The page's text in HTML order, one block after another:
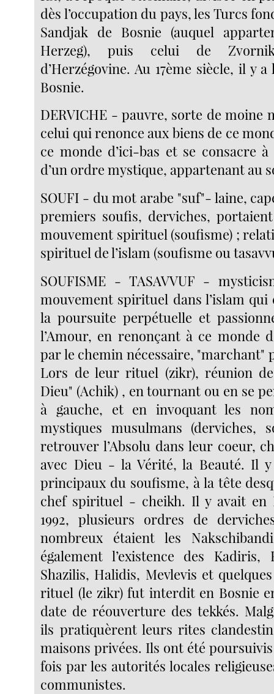
dès l’occupation du pays, les Turcs
Sandjak de Bosnie (auquel
Herzeg), puis celui de
d’Herzégovine. Au 17ème siècle, il y
Bosnie.
DERVICHE - pauvre, sorte de moine
celui qui renonce aux biens de ce
ce monde d’ici-bas et se consacre
d’un ordre mystique, appartenant au
SOUFI - du mot arabe "suf"- laine,
premiers soufis, derviches,
mouvement spirituel (soufisme) ;
spirituel de l’islam (soufisme ou
SOUFISME - TASAVVUF -
mouvement spirituel dans l’islam qui
la poursuite perpétuelle et
l’Amour, en renonçant à ce monde
par le chemin nécessaire, "marchant"
Lors de leur rituel (zikr), réunion
Dieu" (Achik) , en tournant ou en se
à gauche, et en invoquant les
mystiques musulmans (derviches,
retrouver l’Absolu dans leur coeur,
avec Dieu - la Vérité, la Beauté. Il
principaux du soufisme, à la tête
chef spirituel - cheikh. Il y avait en
1992, plusieurs ordres de
nombreux étaient les
également l’existence des Kadiris,
Shazilis, Halidis, Mevlevis et
rituel (le zikr) fut interdit en Bosnie
date de réouverture des tekkés.
ils pratiquèrent leurs rites
maisons privées. Ils ont été
fois par les autorités locales
communistes.